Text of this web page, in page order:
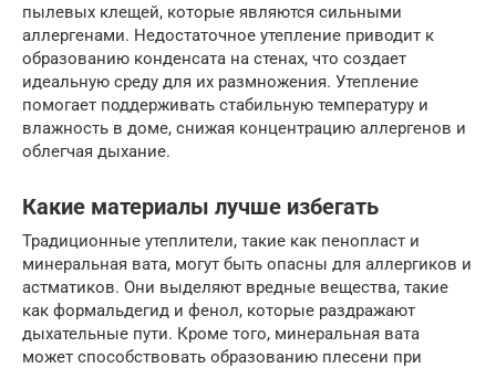
пылевых клещей, которые являются сильными
аллергенами. Недостаточное утепление приводит к
образованию конденсата на стенах, что создает
идеальную среду для их размножения. Утепление
помогает поддерживать стабильную температуру и
влажность в доме, снижая концентрацию аллергенов и
облегчая дыхание.
Какие материалы лучше избегать
Традиционные утеплители, такие как пенопласт и
минеральная вата, могут быть опасны для аллергиков и
астматиков. Они выделяют вредные вещества, такие
как формальдегид и фенол, которые раздражают
дыхательные пути. Кроме того, минеральная вата
может способствовать образованию плесени при